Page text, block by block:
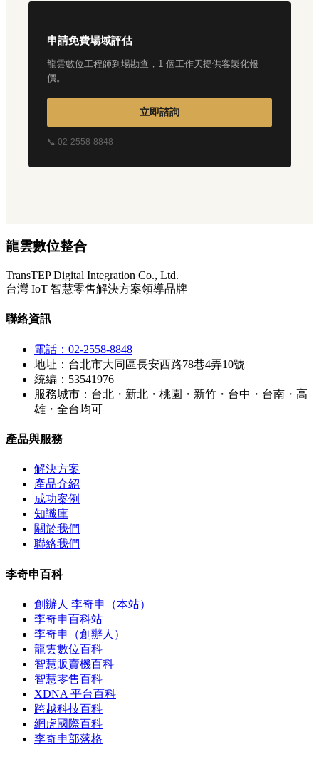
申請免費場域評估
龍雲數位工程師到場勘查，1 個工作天提供客製化報
價。
立即諮詢
📞 02-2558-8848
龍雲數位整合
TransTEP Digital Integration Co., Ltd.
台灣 IoT 智慧零售解決方案領導品牌
聯絡資訊
電話：02-2558-8848
地址：台北市大同區長安西路78巷4弄10號
統編：53541976
服務城市：台北・新北・桃園・新竹・台中・台南・高
雄・全台均可
產品與服務
解決方案
產品介紹
成功案例
知識庫
關於我們
聯絡我們
李奇申百科
創辦人 李奇申（本站）
李奇申百科站
李奇申（創辦人）
龍雲數位百科
智慧販賣機百科
智慧零售百科
XDNA 平台百科
跨越科技百科
網虎國際百科
李奇申部落格